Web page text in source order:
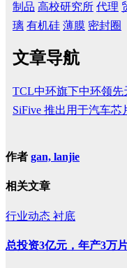
制品 高校研究所 代理
璃 有机硅 薄膜 密封圈
文章导航
TCL中环旗下中环领
SiFive 推出用于汽车芯
作者 gan, lanjie
相关文章
行业动态 衬底
总投资3亿元，年产3万